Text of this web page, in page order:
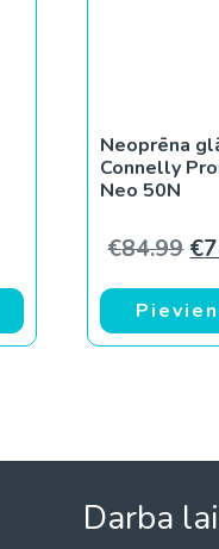
Neoprēna
Connelly
Neo 50N
€84.99 €
Darba